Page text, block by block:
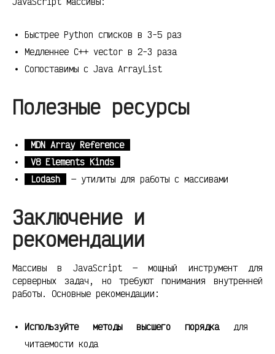
Быстрее Python списков в 3-5 раз
Медленнее C++ vector в 2-3 раза
Сопоставимы с Java ArrayList
Полезные ресурсы
MDN Array Reference
V8 Elements Kinds
Lodash
— утилиты для работы с массивами
Заключение и
рекомендации
Массивы в JavaScript — мощный инструмент для
серверных задач, но требуют понимания внутренней
работы. Основные рекомендации:
Используйте методы высшего порядкадля
читаемости кода